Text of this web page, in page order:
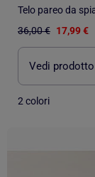
36,00 € 17,99 €
Vedi prodotto
2 colori